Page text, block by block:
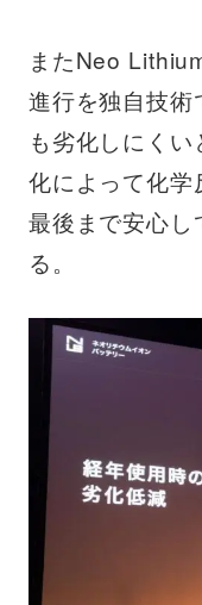
またNeo
進行を独自技術
も劣化しにく
化によって化学
最後まで安心
る。